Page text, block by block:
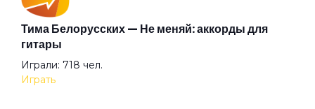
Аккорды для начинающих играть на гитаре —
легкие и простые песни на гитаре
Просмотров: 23259 чел.
Перейти
Тима Белорусских — Не меняй: аккорды для
гитары
Играли: 718 чел.
Играть